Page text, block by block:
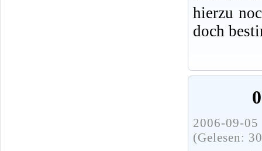
hierzu
doch
2006-09-
(Gelesen: